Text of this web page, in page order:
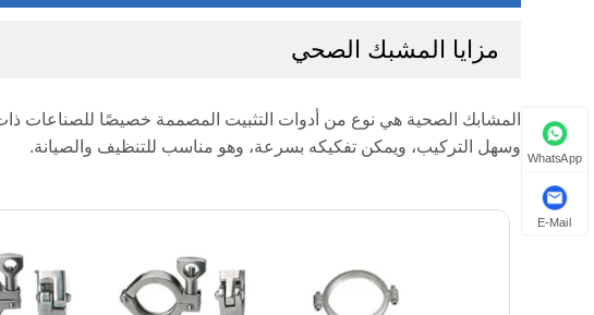
مزايا المشبك الصحي
المشابك الصحية هي نوع من أدوات التثبيت المصممة خصيصًا للصناعات
وسهل التركيب، ويمكن تفكيكه بسرعة، وهو مناسب للتنظيف والصيانة.
WhatsApp
E-Mail